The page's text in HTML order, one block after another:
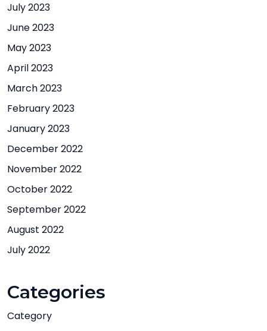
July 2023
June 2023
May 2023
April 2023
March 2023
February 2023
January 2023
December 2022
November 2022
October 2022
September 2022
August 2022
July 2022
Categories
Category